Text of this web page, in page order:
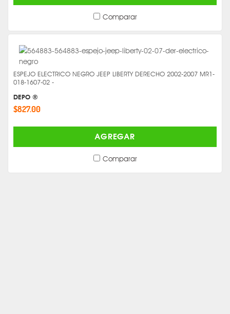
Comparar
ESPEJO ELECTRICO NEGRO JEEP LIBERTY DERECHO 2002-2007 MR1-
018-1607-02 -
DEPO ®
$827.00
AGREGAR
Comparar